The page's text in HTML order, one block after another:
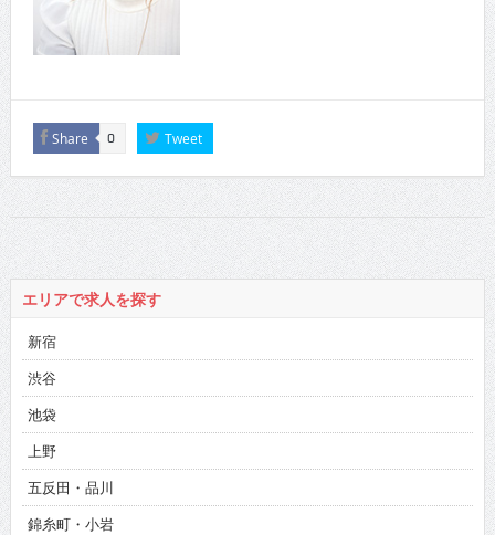
Share 0 Tweet
エリアで求人を探す
新宿
渋谷
池袋
上野
五反田・品川
錦糸町・小岩